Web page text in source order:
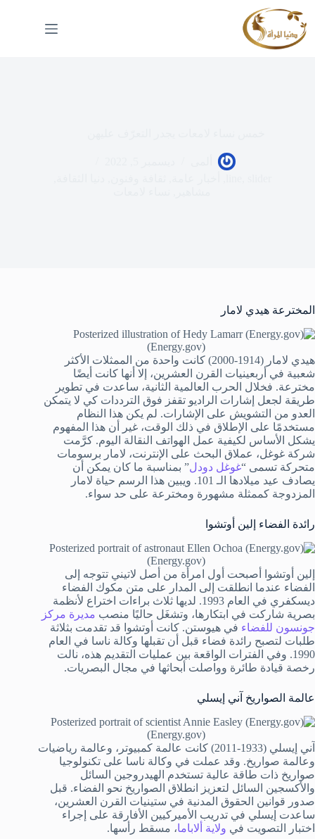
إلى
المحتوى
المخترعة هيدي لامار
(Energy.gov)
هيدي لامار (1914-2000) كانت واحدة من الممثلات الأكثر
شعبية في أربعينيات القرن العشرين، إلا أنها كانت أيضًا
مخترعة. فخلال الحرب العالمية الثانية، ساعدت في تطوير
طريقة لجعل إشارات الراديو تقفز فوق الترددات كي لا يتمكن
العدو من التشويش على الإشارات. لم يكن هذا النظام
مستخدمًا على الإطلاق في ذلك الوقت، غير أن هذا المفهوم
يشكل الأساس لكيفية عمل الهواتف النقالة اليوم. كرَّمت
شركة غوغل، عملاق البحث على الإنترنت، لامار برسومات
متحركة تسمى “غوغل دودل” بمناسبة ما كان يمكن أن
يصادف عيد ميلادها الـ 101. ويبين هذا الرسم حياة لامار
المزدوجة كممثلة مشهورة ومخترعة على حد سواء.
رائدة الفضاء إلين أوتشوا
(Energy.gov)
إلين أوتشوا أصبحت أول امرأة من أصل لاتيني تتوجه إلى
الفضاء عندما انطلقت إلى المدار على متن مكوك الفضاء
ديسكفري في العام 1993. لديها ثلاث براءات اختراع لأنظمة
بصرية شاركت في ابتكارها، وتشغَل حاليًا منصب مديرة مركز
جونسون للفضاء في هيوستن. كانت أوتشوا قد تقدمت بثلاثة
طلبات لتصبح رائدة فضاء قبل أن تقبلها وكالة ناسا في العام
1990. وفي الفترات الواقعة بين عمليات التقديم هذه، نالت
رخصة قيادة طائرة وواصلت أبحاثها في مجال البصريات.
عالمة الصواريخ آني إيسلي
(Energy.gov)
آني إيسلي (1933-2011) كانت عالمة كمبيوتر، وعالمة رياضيات
وعالمة صواريخ. وقد عملت في وكالة ناسا على تكنولوجيا
صواريخ ذات طاقة عالية تستخدم الهيدروجين السائل
والأكسجين السائل لتعزيز انطلاق الصواريخ نحو الفضاء. قبل
صدور قوانين الحقوق المدنية في ستينيات القرن العشرين،
ساعدت إيسلي في تدريب الأميركيين الأفارقة على إجراء
اختبار التصويت في ولاية ألاباما، مسقط رأسها.